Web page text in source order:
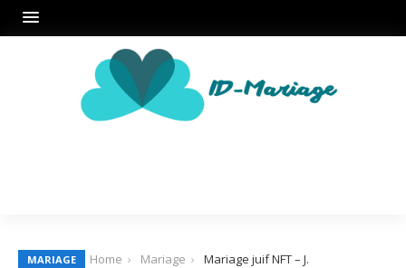
MARIAGE Home Mariage Mariage juif NFT – J.